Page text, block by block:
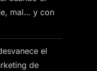
mal… y con
el
de